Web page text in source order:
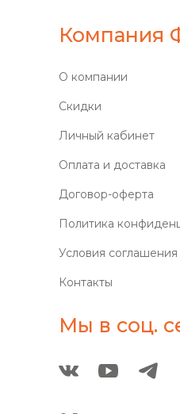
Компания
О компании
Скидки
Личный кабинет
Оплата и доставка
Договор-оферта
Политика
Условия соглашения
Контакты
Мы в соц.